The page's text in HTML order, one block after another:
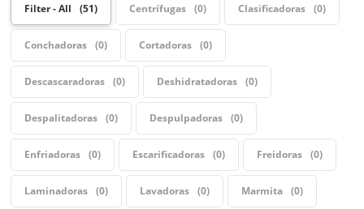
Filter - All 51 Centrífugas 0 Clasificadoras 0
Conchadoras 0 Cortadoras 0
Descascaradoras 0 Deshidratadoras 0
Despalitadoras 0 Despulpadoras 0
Enfriadoras 0 Escarificadoras 0 Freidoras 0
Laminadoras 0 Lavadoras 0 Marmita 0